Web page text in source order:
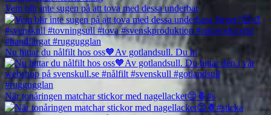
Vem blir inte sugen på att tova med dessa underbar
Nu hittar du nålfilt hos oss🧡Av gotlandsull. Du hi
När tonåringen matchar stickor med nagellacket😊🍍#s